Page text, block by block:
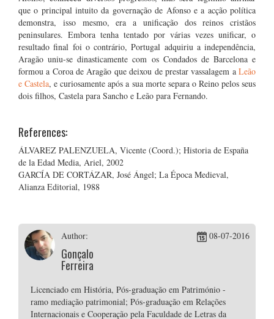
que o principal intuito da governação de Afonso e a acção política
demonstra, isso mesmo, era a unificação dos reinos cristãos
peninsulares. Embora tenha tentado por várias vezes unificar, o
resultado final foi o contrário, Portugal adquiriu a independência,
Aragão uniu-se dinasticamente com os Condados de Barcelona e
formou a Coroa de Aragão que deixou de prestar vassalagem a Leão
e Castela, e curiosamente após a sua morte separa o Reino pelos seus
dois filhos, Castela para Sancho e Leão para Fernando.
References:
ÁLVAREZ PALENZUELA, Vicente (Coord.); Historia de España
de la Edad Media, Ariel, 2002
GARCÍA DE CORTÁZAR, José Ángel; La Época Medieval,
Alianza Editorial, 1988
Author:
Gonçalo
Ferreira
08-07-2016
Licenciado em História, Pós-graduação em Património -
ramo mediação patrimonial; Pós-graduação em Relações
Internacionais e Cooperação pela Faculdade de Letras da